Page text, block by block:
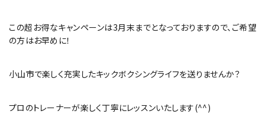
この超お得なキャンペーンは3月末までとなっておりますので、ご希望
の方はお早めに！
小山市で楽しく充実したキックボクシングライフを送りませんか？
プロのトレーナーが楽しく丁寧にレッスンいたします(^^)